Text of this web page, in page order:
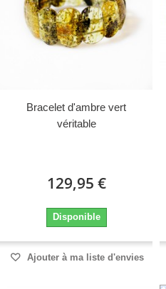
Bracelet d'ambre vert
véritable
129,95 €
Disponible
Ajouter à ma liste d'envies